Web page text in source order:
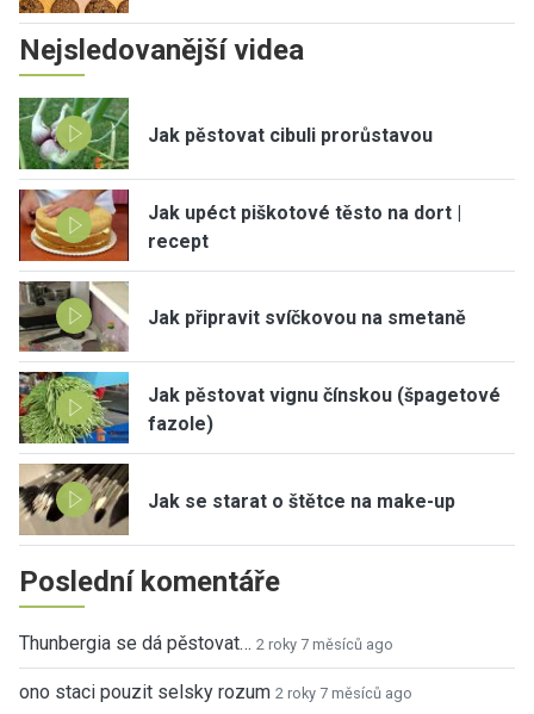
Nejsledovanější videa
Jak pěstovat cibuli prorůstavou
Jak upéct piškotové těsto na dort |
recept
Jak připravit svíčkovou na smetaně
Jak pěstovat vignu čínskou (špagetové
fazole)
Jak se starat o štětce na make-up
Poslední komentáře
Thunbergia se dá pěstovat… 2 roky 7 měsíců ago
ono staci pouzit selsky rozum 2 roky 7 měsíců ago